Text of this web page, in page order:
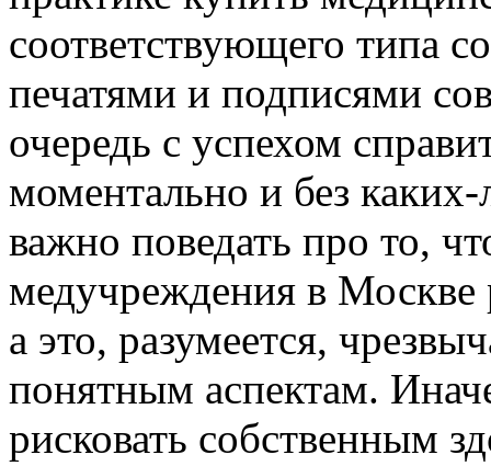
соответствующего типа
печатями и подписями
очередь с успехом
моментально и без
важно поведать про то,
медучреждения в Москве
а это, разумеется,
понятным аспектам.
рисковать собственным